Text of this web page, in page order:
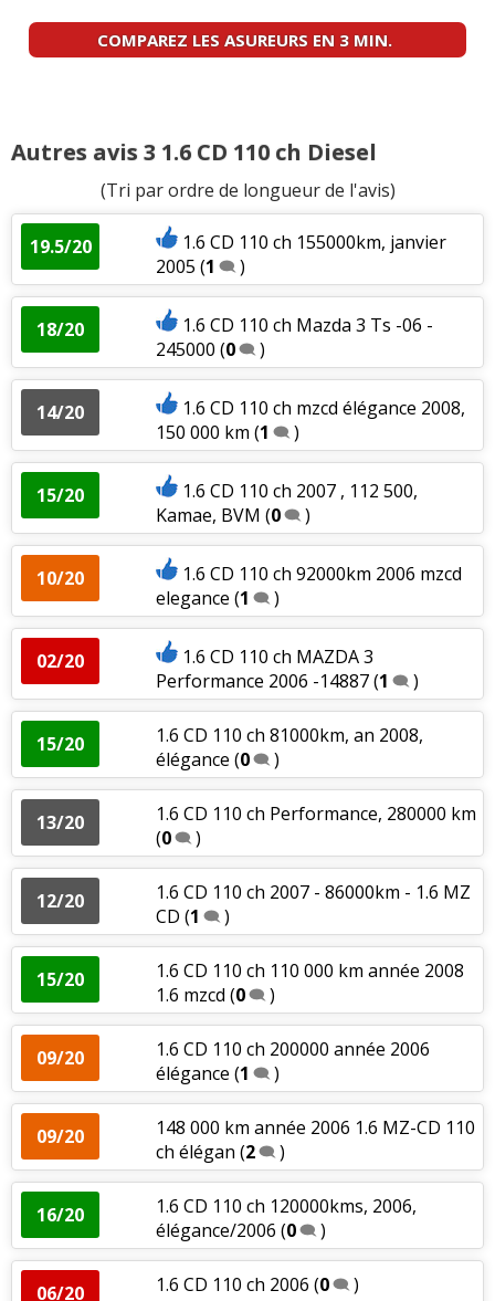
COMPAREZ LES ASUREURS EN 3 MIN.
Autres avis 3 1.6 CD 110 ch Diesel
(Tri par ordre de longueur de l'avis)
19.5/20
1.6 CD 110 ch 155000km, janvier
2005 (1 )
18/20
1.6 CD 110 ch Mazda 3 Ts -06 -
245000 (0 )
14/20
1.6 CD 110 ch mzcd élégance 2008,
150 000 km (1 )
15/20
1.6 CD 110 ch 2007 , 112 500,
Kamae, BVM (0 )
10/20
1.6 CD 110 ch 92000km 2006 mzcd
elegance (1 )
02/20
1.6 CD 110 ch MAZDA 3
Performance 2006 -14887(1 )
15/20
1.6 CD 110 ch 81000km, an 2008,
élégance (0 )
13/20
1.6 CD 110 ch Performance, 280000 km
(0 )
12/20
1.6 CD 110 ch 2007 - 86000km - 1.6 MZ
CD (1 )
15/20
1.6 CD 110 ch 110 000 km année 2008
1.6 mzcd (0 )
09/20
1.6 CD 110 ch 200000 année 2006
élégance (1 )
09/20
148 000 km année 2006 1.6 MZ-CD 110
ch élégan (2 )
16/20
1.6 CD 110 ch 120000kms, 2006,
élégance/2006 (0 )
06/20 1.6 CD 110 ch 2006 (0 )